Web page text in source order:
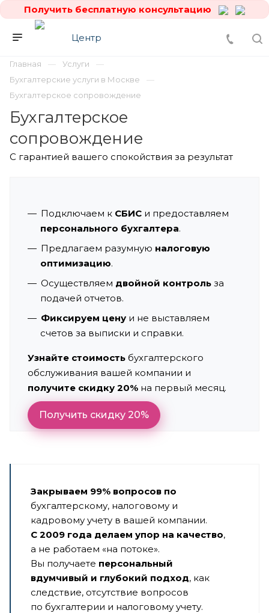
Получить бесплатную консультацию
Главная
Услуги
Бухгалтерские услуги в Москве
Бухгалтерское сопровождение
Бухгалтерское
сопровождение
С гарантией вашего спокойствия за результат
Подключаем к СБИС и предоставляем
персонального бухгалтера.
Предлагаем разумную налоговую
оптимизацию.
Осуществляем двойной контроль за
подачей отчетов.
Фиксируем цену и не выставляем
счетов за выписки и справки.
Узнайте стоимость бухгалтерского
обслуживания вашей компании и
получите скидку 20% на первый месяц.
Получить скидку 20%
Закрываем 99% вопросов по
бухгалтерскому, налоговому и
кадровому учету в вашей компании.
С 2009 года делаем упор на качество,
а не работаем «на потоке».
Вы получаете персональный
вдумчивый и глубокий подход, как
следствие, отсутствие вопросов
по бухгалтерии и налоговому учету.